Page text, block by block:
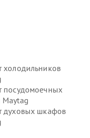
холодильников
посудомоечных
духовых шкафов